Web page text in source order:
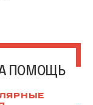
ПОМОЩЬ